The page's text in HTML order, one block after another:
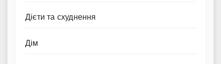
Дієти та схуднення
Дім